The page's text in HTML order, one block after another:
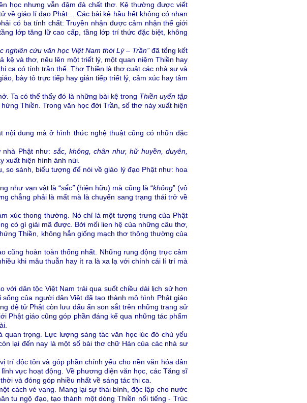
học nhưng vẫn đậm đà chất thơ. Kệ thường được viết
về giáo lí đạo Phật… Các bài kệ hầu hết không có nhan
có ba tính chất: Truyền nhận được cảm nhận thế giới
lớp tăng lữ cao cấp, tầng lớp trí thức đặc biệt, không
nghiên cứu văn học Việt Nam thời Lý – Trần” đã tổng kết
kệ và thơ, nêu lên một triết lý, một quan niệm Thiền hay
ca có tính trần thế. Thơ Thiền là thơ cuảt các nhà sư và
bày tỏ trực tiếp hay gián tiếp triết lý, cảm xúc hay tâm
Ta có thể thấy đó là những bài kệ trong Thiền uyển tập
Thiền. Trong văn học đời Trần, số thơ này xuất hiện
nội dung mà ở hình thức nghệ thuật cũng có nhữn đặc
Phật như: sắc, không, chân như, hữ huyền, duyên,
xuất hiện hình ảnh núi.
sánh, biểu tượng để nói về giáo lý đạo Phật như: hoa
như vạn vật là “sắc”(hiện hữu) mà cũng là “không” (vô
chẳng phải là mất mà là chuyển sang trạng thái trở về
xúc thong thường. Nó chỉ là một tượng trưng của Phật
có gì giải mã được. Bởi mối lien hệ của những câu thơ,
Thiền, không hẳn giống mạch thơ thông thường của
cũng hoàn toàn thống nhất. Những rung động trực cảm
khi mâu thuẫn hay ít ra là xa lạ với chính cái lí trí mà
với dân tộc Việt Nam trải qua suốt chiều dài lịch sử hơn
của người dân Việt đã tạo thành mô hình Phật giáo
đệ tử Phật còn lưu dấu ấn son sắt trên những trang sử
Phật giáo cũng góp phần đáng kể qua những tác phẩm
trọng. Lực lượng sáng tác văn học lúc đó chủ yếu
lại đến nay là một số bài thơ chữ Hán của các nhà sư
trí độc tôn và góp phần chính yếu cho nền văn hóa dân
vực hoạt động. Về phương diện văn học, các Tăng sĩ
và đóng góp nhiều nhất về sáng tác thi ca.
cách vẻ vang. Mang lại sự thái bình, độc lập cho nước
tu ngộ đạo, tạo thành một dòng Thiền nổi tiếng - Trúc